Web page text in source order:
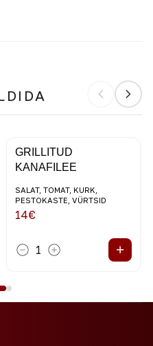
GRILLITUD
KANAFILEE
SALAT, TOMAT, KURK,
PESTOKASTE, VÜRTSID
14€
1 +